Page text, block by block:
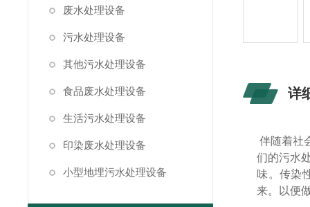
废水处理设备
污水处理设备
其他污水处理设备
食品废水处理设备
生活污水处理设备
印染废水处理设备
小型地埋污水处理设备
详
伴随着社
们的污水
味。传染
来。以便